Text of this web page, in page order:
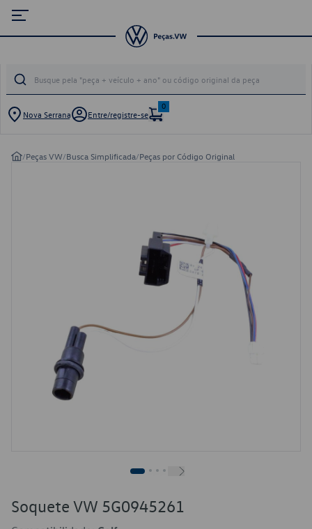
Nova Serrana Entre/registre-se
0
/Peças VW/Busca Simplificada/Peças por Código Original
Soquete VW 5G0945261